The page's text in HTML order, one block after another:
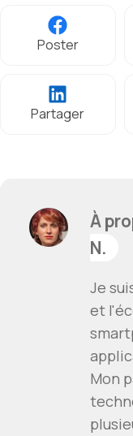
Poster
Partager
À
N.
Je
et
Mon